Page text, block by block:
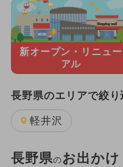
新オープン・ リニュー
アル
長野県のエリアで絞り
軽井沢
長野県のお出か